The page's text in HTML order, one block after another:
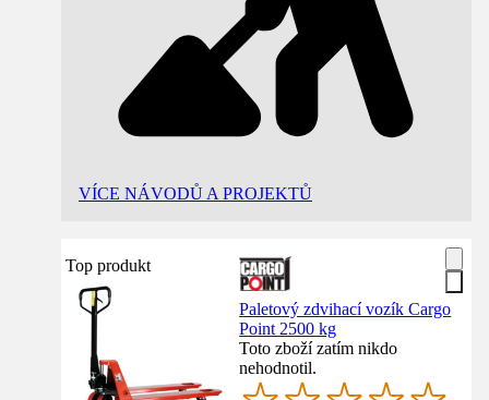
VÍCE NÁVODŮ A PROJEKTŮ
Top produkt
Paletový zdvihací vozík Cargo
Point 2500 kg
Toto zboží zatím nikdo
nehodnotil.